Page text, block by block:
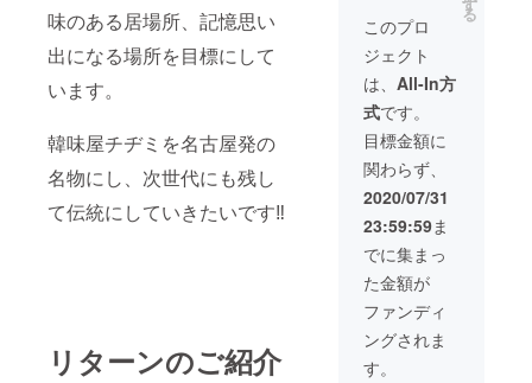
味のある居場所、記憶思い
出になる場所を目標にして
います。
韓味屋チヂミを名古屋発の
名物にし、次世代にも残し
て伝統にしていきたいです‼︎
リターンのご紹介
報とし
て使用
させて
頂きま
す。
気をつ
けくだ
さい。
※「お届
け先情
報」が
必須に
なって
おりま
すが、
カード
の配送
はいた
しませ
ん。受
け渡し
時のご
本人確
された
店舗に
てお受
け取り
くださ
い。 ※
有効期
限は
2021年
2月末日
までと
なりま
す。 ※
有効期
限を過
ぎます
と、残
高は無
ます。
・カー
ド受け
渡し時
に、店
舗ス
タッフ
より心
からの
お礼の
メッ
セージ
をお伝
えしま
す。 ※
カード
は2020
年9月1
る
このプロ
ジェクト
は、 All-In方
式です。
目標金額に
関わらず、
2020/07/31
23:59:59ま
でに集まっ
た金額が
ファンディ
ングされま
す。